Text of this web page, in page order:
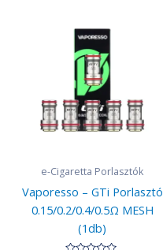
e-Cigaretta Porlasztók
Vaporesso – GTi Porlasztó
0.15/0.2/0.4/0.5Ω MESH
(1db)